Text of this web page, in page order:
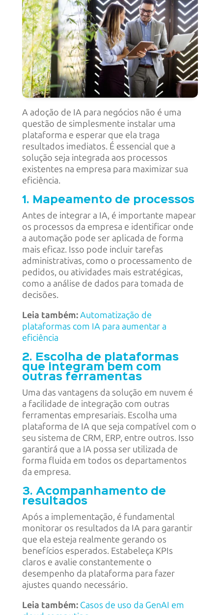
A adoção de IA para negócios não é uma
questão de simplesmente instalar uma
plataforma e esperar que ela traga
resultados imediatos. É essencial que a
solução seja integrada aos processos
existentes na empresa para maximizar sua
eficiência.
1. Mapeamento de processos
Antes de integrar a IA, é importante mapear
os processos da empresa e identificar onde
a automação pode ser aplicada de forma
mais eficaz. Isso pode incluir tarefas
administrativas, como o processamento de
pedidos, ou atividades mais estratégicas,
como a análise de dados para tomada de
decisões.
Leia também:Automatização de
plataformas com IA para aumentar a
eficiência
2. Escolha de plataformas
que integram bem com
outras ferramentas
Uma das vantagens da solução em nuvem é
a facilidade de integração com outras
ferramentas empresariais. Escolha uma
plataforma de IA que seja compatível com o
seu sistema de CRM, ERP, entre outros. Isso
garantirá que a IA possa ser utilizada de
forma fluida em todos os departamentos
da empresa.
3. Acompanhamento de
resultados
Após a implementação, é fundamental
monitorar os resultados da IA para garantir
que ela esteja realmente gerando os
benefícios esperados. Estabeleça KPIs
claros e avalie constantemente o
desempenho da plataforma para fazer
ajustes quando necessário.
Leia também: Casos de uso da GenAI em